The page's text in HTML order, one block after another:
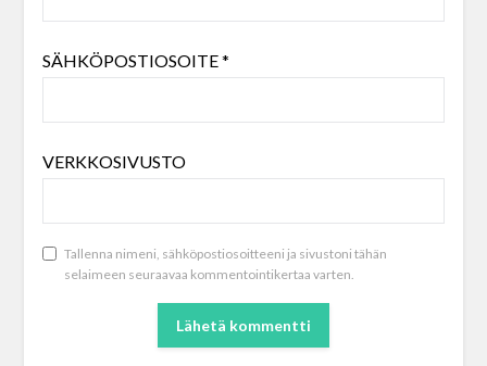
SÄHKÖPOSTIOSOITE*
VERKKOSIVUSTO
Tallenna nimeni, sähköpostiosoitteeni ja sivustoni tähän
selaimeen seuraavaa kommentointikertaa varten.